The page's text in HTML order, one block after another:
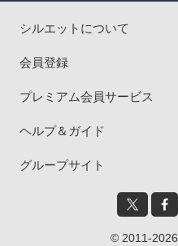
シルエットについて
会員登録
プレミアム会員サービス
ヘルプ＆ガイド
グループサイト
© 2011-2026